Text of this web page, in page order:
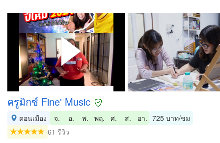
ครูมิกซ์ Fine' Music
ดอนเมือง จ. อ. พ. พฤ. ศ. ส. อา. 725 บาท/ชม
61 รีวิว